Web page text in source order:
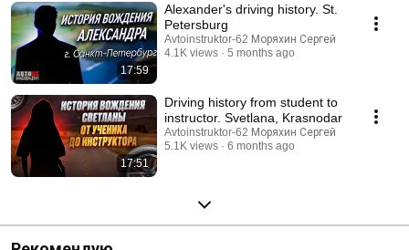
17:59
Alexander's driving history. St.
Petersburg
Avtoinstruktor-62 Моряхин Сергей
4.1K views
5 months ago
17:51
Driving history from student to
instructor. Svetlana, Krasnodar
Avtoinstruktor-62 Моряхин Сергей
5.1K views
6 months ago